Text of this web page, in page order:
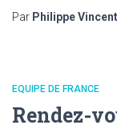
Par Philippe
EQUIPE DE FRANCE
Rendez-